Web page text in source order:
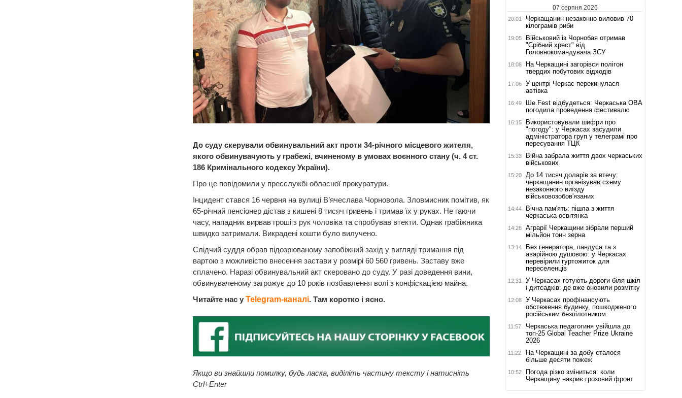
До суду скерували обвинувальний акт проти 34-річного місцевого жителя,
якого обвинувачують у грабежі, вчиненому в умовах воєнного стану (ч. 4 ст.
186 Кримінального кодексу України).
Про це повідомили у пресслужбі обласної прокуратури.
Інцидент стався 16 червня на вулиці В’ячеслава Чорновола. Зловмисник помітив, як
65-річний пенсіонер дістав з кишені 8 тисяч гривень і тримав їх у руках. Не гаючи
часу, нападник вирвав гроші з рук чоловіка та спробував втекти. Однак грабіжника
швидко затримали. Викрадені кошти було вилучено.
Слідчий суддя обрав підозрюваному запобіжний захід у вигляді тримання під
вартою з можливістю внесення застави у розмірі 60 560 гривень. Заставу вже
сплачено. Наразі обвинувальний акт скеровано до суду. У разі доведення вини,
обвинуваченому загрожує до 10 років позбавлення волі з конфіскацією майна.
Читайте нас у Telegram-каналі. Там коротко і ясно.
Якщо ви знайшли помилку, будь ласка, виділіть частину тексту і натисніть
Ctrl+Enter
07 серпня 2026
20:01
Черкащанин незаконно виловив 70
кілограмів риби
19:05
Військовий із Чорнобая отримав
"Срібний хрест" від
Головнокомандувача ЗСУ
18:08
На Черкащині загорівся полігон
твердих побутових відходів
17:06
У центрі Черкас перекинулася
автівка
16:49
Ше.Fest відбудеться: Черкаська ОВА
погодила проведення фестивалю
16:15
Використовували шифри про
"погоду": у Черкасах засудили
адміністратора груп у телеграмі про
пересування ТЦК
15:33
Війна забрала життя двох черкаських
військових
15:20
До 14 тисяч доларів за втечу:
черкащанин організував схему
незаконного виїзду
військовозобов'язаних
14:44
Вічна пам'ять: пішла з життя
черкаська освітянка
14:26
Аграрії Черкащини зібрали перший
мільйон тонн зерна
13:14
Без генератора, пандуса та з
аварійною душовою: у Черкасах
перевірили гуртожиток для
переселенців
12:31
У Черкасах готують дороги біля шкіл
і дитсадків: де вже оновили розмітку
12:08
У Черкасах профінансують
обстеження будинку, пошкодженого
російським безпілотником
11:57
Черкаська педагогиня увійшла до
топ-25 Global Teacher Prize Ukraine
2026
11:22
На Черкащині за добу сталося
більше десяти пожеж
10:52
Погода різко зміниться: коли
Черкащину накриє грозовий фронт